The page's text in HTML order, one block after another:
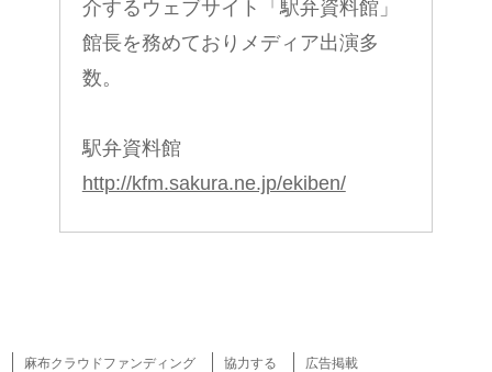
介するウェブサイト「駅弁資料館」
館長を務めておりメディア出演多
数。
駅弁資料館
http://kfm.sakura.ne.jp/ekiben/
麻布クラウドファンディング 協力する
広告掲載